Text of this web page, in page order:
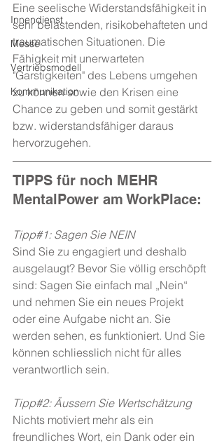
Innendienst
Messe
Vertriebsmodell
Kommunikation
Eine seelische Widerstandsfähigkeit in
sehr belastenden, risikobehafteten und
traumatischen Situationen. Die
Fähigkeit mit unerwarteten
"Garstigkeiten" des Lebens umgehen
zu können sowie den Krisen eine
Chance zu geben und somit gestärkt
bzw. widerstandsfähiger daraus
hervorzugehen.
TIPPS für noch MEHR
MentalPower am WorkPlace:
Tipp#1: Sagen Sie NEIN
Sind Sie zu engagiert und deshalb
ausgelaugt? Bevor Sie völlig erschöpft
sind: Sagen Sie einfach mal „Nein“
und nehmen Sie ein neues Projekt
oder eine Aufgabe nicht an. Sie
werden sehen, es funktioniert. Und Sie
können schliesslich nicht für alles
verantwortlich sein.
Tipp#2: Äussern Sie Wertschätzung
Nichts motiviert mehr als ein
freundliches Wort, ein Dank oder ein